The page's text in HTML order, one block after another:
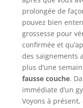
prolongée de
pouvez bien
grossesse pour
confirmée et
des saignements
plus d’une
fausse couche.
immédiate d’un
Voyons à